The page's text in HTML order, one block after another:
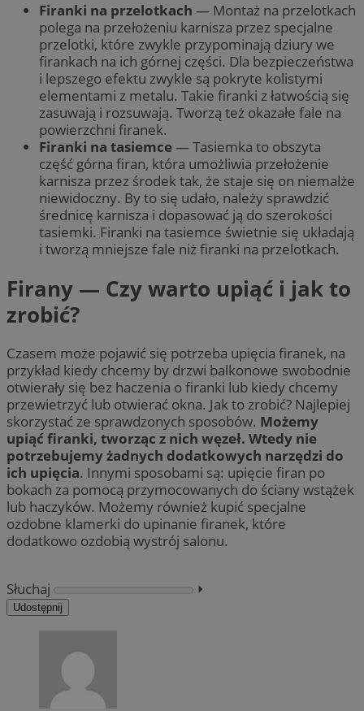
Firanki na przelotkach — Montaż na przelotkach
polega na przełożeniu karnisza przez specjalne
przelotki, które zwykle przypominają dziury we
firankach na ich górnej części. Dla bezpieczeństwa
i lepszego efektu zwykle są pokryte kolistymi
elementami z metalu. Takie firanki z łatwością się
zasuwają i rozsuwają. Tworzą też okazałe fale na
powierzchni firanek.
Firanki na tasiemce— Tasiemka to obszyta
część górna firan, która umożliwia przełożenie
karnisza przez środek tak, że staje się on niemalże
niewidoczny. By to się udało, należy sprawdzić
średnicę karnisza i dopasować ją do szerokości
tasiemki. Firanki na tasiemce świetnie się układają
i tworzą mniejsze fale niż firanki na przelotkach.
Firany — Czy warto upiąć i jak to
zrobić?
Czasem może pojawić się potrzeba upięcia firanek, na
przykład kiedy chcemy by drzwi balkonowe swobodnie
otwierały się bez haczenia o firanki lub kiedy chcemy
przewietrzyć lub otwierać okna. Jak to zrobić? Najlepiej
skorzystać ze sprawdzonych sposobów. Możemy
upiąć firanki, tworząc z nich węzeł. Wtedy nie
potrzebujemy żadnych dodatkowych narzędzi do
ich upięcia. Innymi sposobami są: upięcie firan po
bokach za pomocą przymocowanych do ściany wstążek
lub haczyków. Możemy również kupić specjalne
ozdobne klamerki do upinanie firanek, które
dodatkowo ozdobią wystrój salonu.
Słuchaj ⏵︎
Udostępnij